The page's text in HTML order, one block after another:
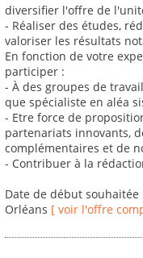
diversifier l'offre de
- Réaliser des études,
valoriser les résultats
En fonction de votre
participer :
- À des groupes de
que spécialiste en aléa
- Etre force de
partenariats innovants,
complémentaires et de
- Contribuer à la
Date de début
Orléans [ voir l'offre